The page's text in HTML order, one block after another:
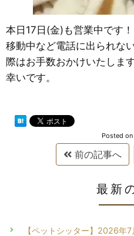
本日17日(金)も営業中です！
移動中など電話に出られな
際はお手数おかけいたしま
幸いです。
Posted on
前の記事へ
最新
【ペットシッター】2026年